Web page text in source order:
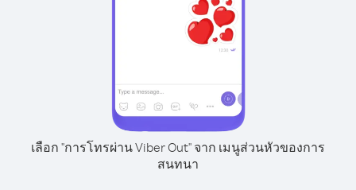
เลือก "การโทรผ่าน Viber Out" จาก เมนูส่วนหัวของการ
สนทนา